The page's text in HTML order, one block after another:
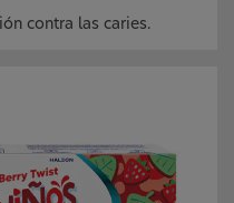
contra las caries.